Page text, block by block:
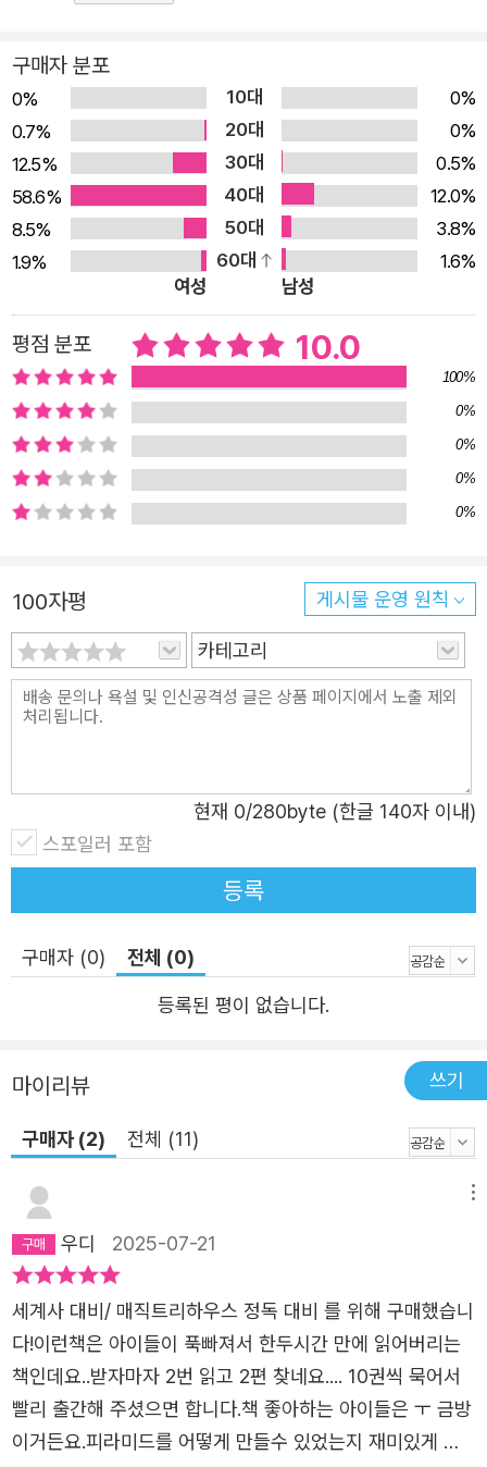
롯이 담겨 있기 때문이죠. 그렇기 때문에 건축물을 들여다보
면 역사와 과학, 문화, 예술, 사회 구조 등 그 문명을 이루는
모든 요소를 자연스럽게 이해할 수 있습니다. 《유현준의 세
계 건축 대모험》은 이처럼 건축이 품고 있는 진정한 의미를
어린이 눈높이에 맞춰 흥미롭게 풀어낸 책입니다. 단순히 전
세계 랜드마크의 생김새나 위치만를 소개하는 데 그치지 않
고, 랜드마크가 지어진 시대적 배경과 사회상, 그 시대 사람
들의 생각, 고유한 건축 방식 등을 입체적으로 보여줍니다.
이 책을 통해 어린이 독자들은 건축이야말로 인류 문명의 모
든 것이 모여 있는 결과물임을 자연스럽게 이해하게 됩니다.
이제 랜드마크를 넘어, 인류의 가치가 담긴 건축 이야기에
한 걸음 더 다가가 보세요. • 통합적 지식과 창의력을 동시
에! 건축에는 어떤 지식이 담겨 있을까요? 디자인이나 예술
처럼 겉으로 보이는 시각적 요소만 담겨 있다고 생각하기 쉽
습니다. 하지만 사실 건축은 수학, 과학, 미술, 역사, 사회 등
배우는 과목들이, 건축이라는 주제 안에서는 하나의 이야기
로 엮여 있다는 사실이요. 《유현준의 세계 건축 대모험》은
이처럼 분리된 지식들을 건축이라는 틀 안에서 통합적으로
연결해, 어린이들이 스스로 사고하고 확장해 나갈 수 있도록
을 어떻게 더 튼튼하고 안전하게 만들어주는지, 정치와 철학
이 공간에 어떤 의미를 더해 주는지까지 다양한 지식들이 흥
미진진한 스토리 속에서 자연스럽게 연결됩니다. 이뿐만 아
닙니다. 《유현준의 세계 건축 대모험》은 랜드마크 속에 담긴
기회를 제공합니다. 왜냐하면 건축은 단순히 모든 지식의 총
합체가 아니라, 창의적 사고까지 더해진 결과물이기 때문이
함께하다 보면, 생각은 더 깊고 넓어질 것입니다. 이제, 건축
을 통해 ‘생각의 땅’을 넓히는 멋진 경험을 해보세요. • 유익
하면서도 재미있게! 건축이 이렇게 흥미로웠어? 아이들에게
‘건축’은 조금 낯설고, 때론 지루하게 느껴질 수 있습니다.
‘건축에는 인류의 역사와 문화가 담겨 있다’, ‘건축을 통해 다
양한 지식을 배울 수 있다’는 말을 들으면 ‘또 공부하는 건
가?’라는 생각과 함께 거리감이 들 수 있죠. 《유현준의 세계
건축 대모험》은 이러한 거리감을 없애기 위해, 아이들이 시
간 가는 줄 모르고 몰입할 수 있도록 ‘랜드마블 게임’이라는
흥미로운 설정을 더해, 건축 이야기를 짜릿한 모험으로 재탄
생시켰습니다. 전 세계 랜드마크를 지켜 온 비밀 고양이단
‘캣마블’의 후계자 아키, 그리고 보드게임 속으로 빨려 들어
간 건축가 유현준! 주사위를 굴리고, 미션을 하나씩 해결해
구매자 분포
0% 10대
0%
0.7%
20대
0%
12.5%
30대
0.5%
58.6%
40대
12.0%
8.5%
50대
3.8%
1.9%
60대 1.6%
여성 남성
평점 분포 10.0
100%
0%
0%
0%
0%
100자평 게시물 운영 원칙
카테고리
현재 0/280byte (한글 140자 이내)
스포일러 포함
등록
구매자 (0) 전체 (0)
등록된 평이 없습니다.
마이리뷰 쓰기
구매자 (2) 전체 (11)
우디 2025-07-21
세계사 대비/ 매직트리하우스 정독 대비 를 위해 구매했습니
다!이런책은 아이들이 푹빠져서 한두시간 만에 읽어버리는
책인데요..받자마자 2번 읽고 2편 찾네요.... 10권씩 묵어서
빨리 출간해 주셨으면 합니다.책 좋아하는 아이들은 ㅜ 금방
이거든요.피라미드를 어떻게 만들수 있었는지 재미있게 볼